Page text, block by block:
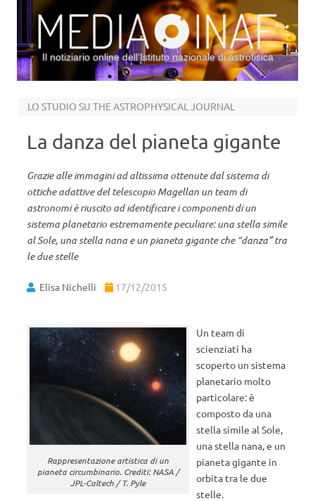
Il notiziario online dell’Istituto nazionale di astrofisica
LO STUDIO SU THE ASTROPHYSICAL JOURNAL
La danza del pianeta gigante
Grazie alle immagini ad altissima ottenute dal sistema di
ottiche adattive del telescopio Magellan un team di
astronomi è riuscito ad identificare i componenti di un
sistema planetario estremamente peculiare: una stella simile
al Sole, una stella nana e un pianeta gigante che “danza” tra
le due stelle
Elisa Nichelli 17/12/2015
Rappresentazione artistica di un
pianeta circumbinario. Crediti: NASA /
JPL-Caltech / T. Pyle
Un team di
scienziati ha
scoperto un sistema
planetario molto
particolare: è
composto da una
stella simile al Sole,
una stella nana, e un
pianeta gigante in
orbita tra le due
stelle.